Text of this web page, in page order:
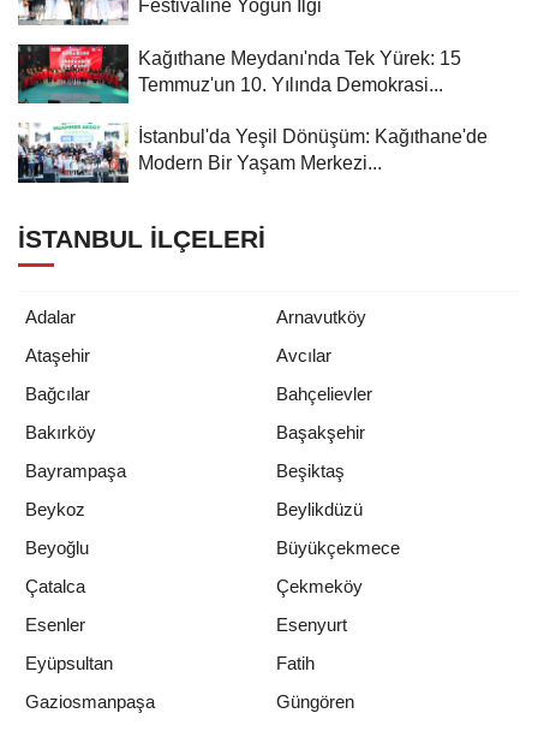
Festivaline Yoğun İlgi
Kağıthane Meydanı'nda Tek Yürek: 15
Temmuz'un 10. Yılında Demokrasi...
İstanbul'da Yeşil Dönüşüm: Kağıthane'de
Modern Bir Yaşam Merkezi...
İSTANBUL İLÇELERI
Adalar
Arnavutköy
Ataşehir
Avcılar
Bağcılar
Bahçelievler
Bakırköy
Başakşehir
Bayrampaşa
Beşiktaş
Beykoz
Beylikdüzü
Beyoğlu
Büyükçekmece
Çatalca
Çekmeköy
Esenler
Esenyurt
Eyüpsultan
Fatih
Gaziosmanpaşa
Güngören